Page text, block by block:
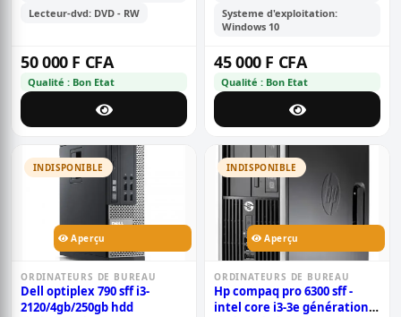
Lecteur-dvd: DVD - RW
50 000 F CFA
Qualité : Bon Etat
Systeme d'exploitation:
Windows 10
45 000 F CFA
Qualité : Bon Etat
INDISPONIBLE
Aperçu
ORDINATEURS DE BUREAU
Dell optiplex 790 sff i3-
2120/4gb/250gb hdd
INDISPONIBLE
Aperçu
ORDINATEURS DE BUREAU
Hp compaq pro 6300 sff -
intel core i3-3e génération -